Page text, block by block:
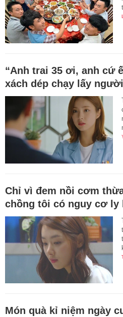
“Anh trai 35 ơi, anh cứ
xách dép chạy lấy
Chỉ vì đem nồi cơm
chồng tôi có nguy cơ ly
Món quà kỉ niệm ngày